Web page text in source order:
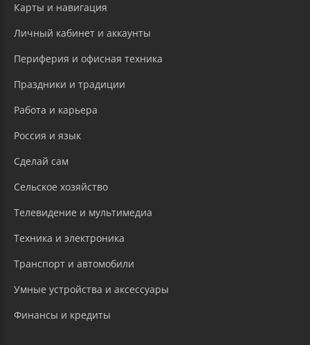
Карты и навигация
Личный кабинет и аккаунты
Периферия и офисная техника
Праздники и традиции
Работа и карьера
Россия и язык
Сделай сам
Сельское хозяйство
Телевидение и мультимедиа
Техника и электроника
Транспорт и автомобили
Умные устройства и аксессуары
Финансы и кредиты